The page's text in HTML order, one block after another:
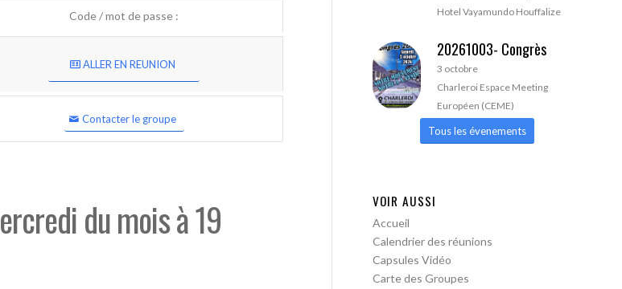
Code / mot de passe :
ALLER EN REUNION
Contacter le groupe
du mois à 19
Hotel Vayamundo Houffalize
20261003- Congrès
3 octobre
Charleroi Espace Meeting
Européen (CEME)
Tous les évenements
VOIR AUSSI
Accueil
Calendrier des réunions
Capsules Vidéo
Carte des Groupes